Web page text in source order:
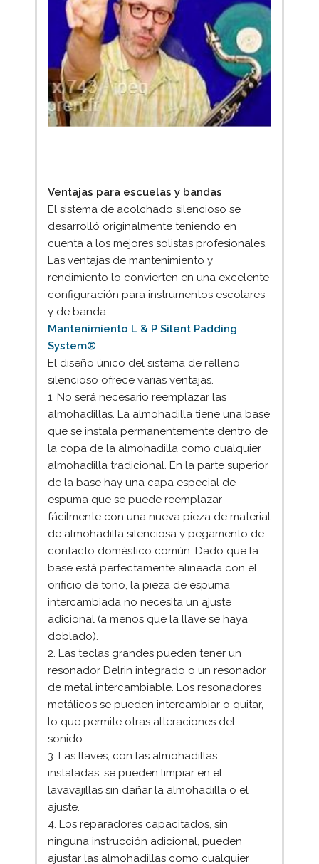
Ventajas para escuelas y bandas
El sistema de acolchado silencioso se
desarrolló originalmente teniendo en
cuenta a los mejores solistas profesionales.
Las ventajas de mantenimiento y
rendimiento lo convierten en una excelente
configuración para instrumentos escolares
y de banda.
Mantenimiento L & P Silent Padding
System®
El diseño único del sistema de relleno
silencioso ofrece varias ventajas.
1. No será necesario reemplazar las
almohadillas. La almohadilla tiene una base
que se instala permanentemente dentro de
la copa de la almohadilla como cualquier
almohadilla tradicional. En la parte superior
de la base hay una capa especial de
espuma que se puede reemplazar
fácilmente con una nueva pieza de material
de almohadilla silenciosa y pegamento de
contacto doméstico común. Dado que la
base está perfectamente alineada con el
orificio de tono, la pieza de espuma
intercambiada no necesita un ajuste
adicional (a menos que la llave se haya
doblado).
2. Las teclas grandes pueden tener un
resonador Delrin integrado o un resonador
de metal intercambiable. Los resonadores
metálicos se pueden intercambiar o quitar,
lo que permite otras alteraciones del
sonido.
3. Las llaves, con las almohadillas
instaladas, se pueden limpiar en el
lavavajillas sin dañar la almohadilla o el
ajuste.
4. Los reparadores capacitados, sin
ninguna instrucción adicional, pueden
ajustar las almohadillas como cualquier